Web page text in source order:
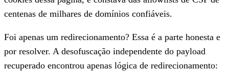
centenas de milhares de domínios confiáveis.
Foi apenas um redirecionamento? Essa é a parte honesta e
por resolver. A desofuscação independente do payload
recuperado encontrou apenas lógica de redirecionamento: